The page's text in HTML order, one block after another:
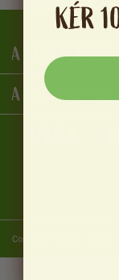
A VÁSÁRLÁSRÓL
A
Copyright © 2026
KÉR